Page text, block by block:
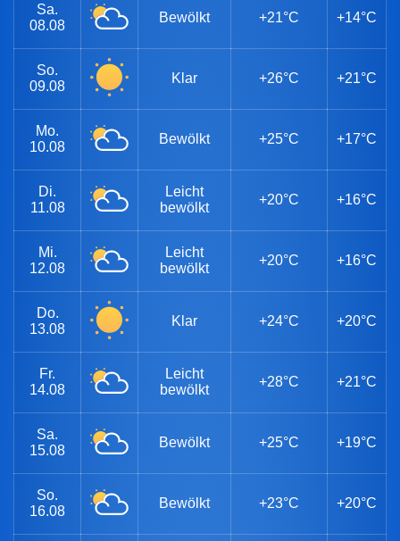
Sa.
08.08
Bewölkt +21°C +14°C
So.
09.08
Klar +26°C +21°C
Mo.
10.08
Bewölkt +25°C +17°C
Di.
11.08
Leicht
bewölkt
+20°C +16°C
Mi.
12.08
Leicht
bewölkt
+20°C +16°C
Do.
13.08
Klar +24°C +20°C
Fr.
14.08
Leicht
bewölkt
+28°C +21°C
Sa.
15.08
Bewölkt +25°C +19°C
So.
16.08
Bewölkt +23°C +20°C